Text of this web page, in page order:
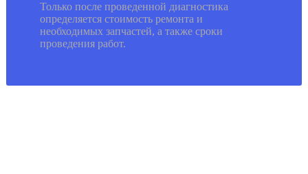
Только после проведенной диагностика
определяется стоимость ремонта и
необходимых запчастей, а также сроки
проведения работ.